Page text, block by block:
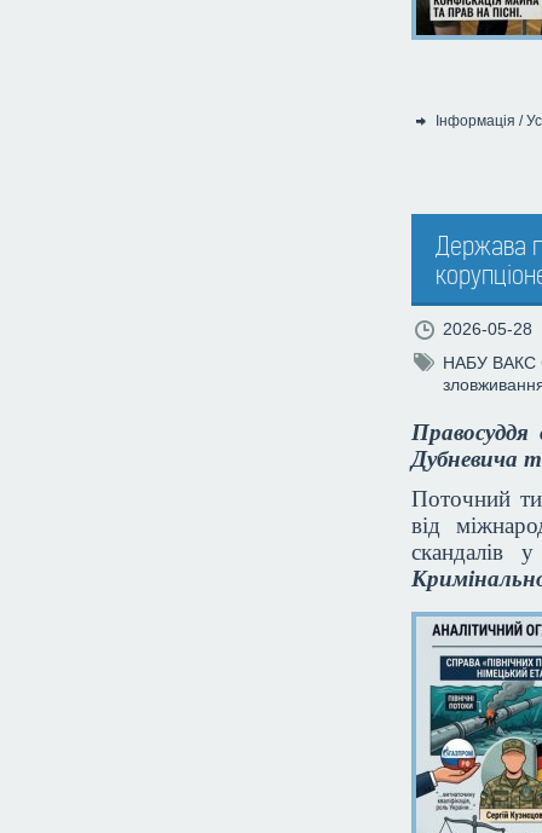
Інформація /
Держава
2026-05-28
НАБУ ВАКС
Дубневича
Поточний
від
скандалів